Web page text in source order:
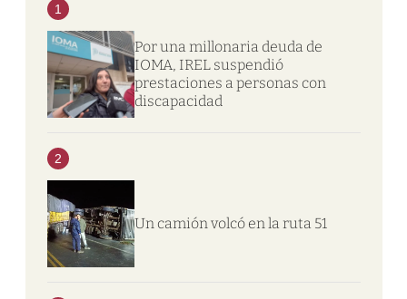
1
Por una millonaria deuda de
IOMA, IREL suspendió
prestaciones a personas con
discapacidad
2
Un camión volcó en la ruta 51